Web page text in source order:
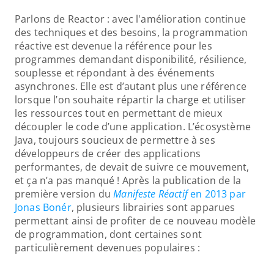
Parlons de Reactor : avec l'amélioration continue
des techniques et des besoins, la programmation
réactive est devenue la référence pour les
programmes demandant disponibilité, résilience,
souplesse et répondant à des événements
asynchrones. Elle est d’autant plus une référence
lorsque l’on souhaite répartir la charge et utiliser
les ressources tout en permettant de mieux
découpler le code d’une application. L’écosystème
Java, toujours soucieux de permettre à ses
développeurs de créer des applications
performantes, de devait de suivre ce mouvement,
et ça n’a pas manqué ! Après la publication de la
première version du Manifeste Réactif en 2013 par
Jonas Bonér, plusieurs librairies sont apparues
permettant ainsi de profiter de ce nouveau modèle
de programmation, dont certaines sont
particulièrement devenues populaires :